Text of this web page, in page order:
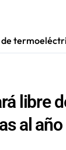
libre
al